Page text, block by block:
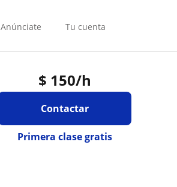
Anúnciate Tu cuenta
$ 150/h
Contactar
Primera clase gratis